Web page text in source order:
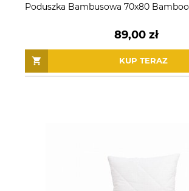
Poduszka Bambusowa 70x80 Bamboo
89,00 zł
KUP TERAZ